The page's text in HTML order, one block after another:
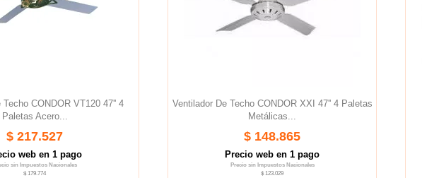
Techo CONDOR VT120 47'' 4
Paletas Acero...
$ 217.527
web en 1 pago
sin Impuestos Nacionales
$ 179.774
Ventilador De Techo CONDOR XXI 47'' 4 Paletas
Metálicas...
$ 148.865
Precio web en 1 pago
Precio sin Impuestos Nacionales
$ 123.029